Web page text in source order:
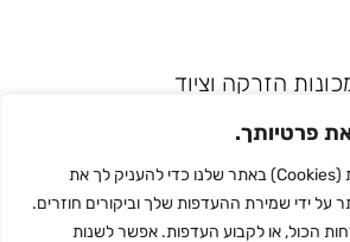
פרטיותך.
אנו משתמשים בעוגיות (Cookies) באתר שלנו כדי להעניק לך את
על ידי שמירת ההעדפות שלך וביקורים חוזרים.
הכול, או לקבוע העדפות. אפשר לשנות
הזרקה וציוד
תלת מימד
הלחמת פלסטיק
לכל המותגים